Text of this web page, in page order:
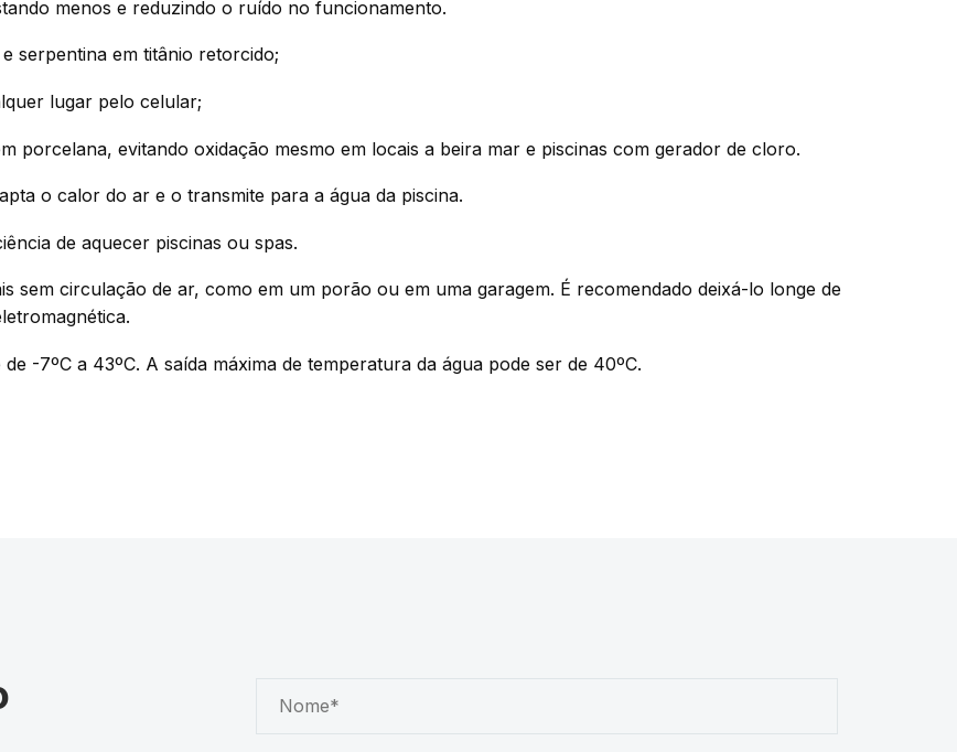
menos e reduzindo o ruído no funcionamento.
serpentina em titânio retorcido;
lugar pelo celular;
porcelana, evitando oxidação mesmo em locais a beira mar e piscinas com gerador de cloro.
o calor do ar e o transmite para a água da piscina.
de aquecer piscinas ou spas.
sem circulação de ar, como em um porão ou em uma garagem. É recomendado deixá-lo longe de
-7ºC a 43ºC. A saída máxima de temperatura da água pode ser de 40ºC.